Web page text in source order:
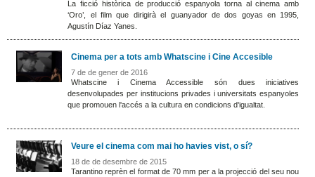
La ficció històrica de producció espanyola torna al cinema amb
‘Oro’, el film que dirigirà el guanyador de dos goyas en 1995,
Agustín Díaz Yanes.
Cinema per a tots amb Whatscine i Cine Accesible
7 de de gener de 2016
Whatscine i Cinema Accessible són dues iniciatives
desenvolupades per institucions privades i universitats espanyoles
que promouen l'accés a la cultura en condicions d'igualtat.
Veure el cinema com mai ho havies vist, o sí?
18 de de desembre de 2015
Tarantino reprèn el format de 70 mm per a la projecció del seu nou